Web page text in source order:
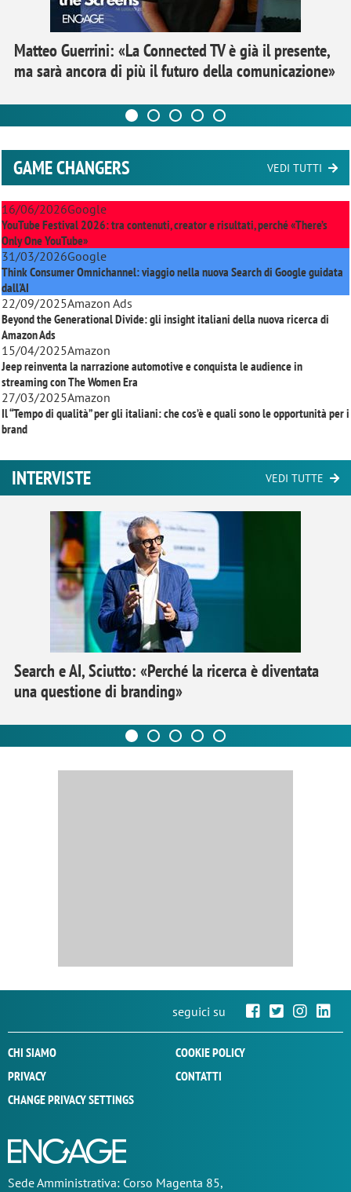
Matteo Guerrini: «La Connected TV è già il presente,
ma sarà ancora di più il futuro della comunicazione»
GAME CHANGERS VEDI TUTTI
16/06/2026Google
YouTube Festival 2026: tra contenuti, creator e risultati, perché «There’s
Only One YouTube»
31/03/2026Google
Think Consumer Omnichannel: viaggio nella nuova Search di Google guidata
dall'AI
22/09/2025Amazon Ads
Beyond the Generational Divide: gli insight italiani della nuova ricerca di
Amazon Ads
15/04/2025Amazon
Jeep reinventa la narrazione automotive e conquista le audience in
streaming conThe Women Era
27/03/2025Amazon
Il “Tempo di qualità” per gli italiani: che cos’è e quali sono le opportunità per i
brand
INTERVISTE VEDI TUTTE
Search e AI, Sciutto: «Perché la ricerca è diventata
una questione di branding»
seguici su
CHI SIAMO
COOKIE POLICY
PRIVACY
CONTATTI
CHANGE PRIVACY SETTINGS
SedeAmministrativa: Corso Magenta 85,